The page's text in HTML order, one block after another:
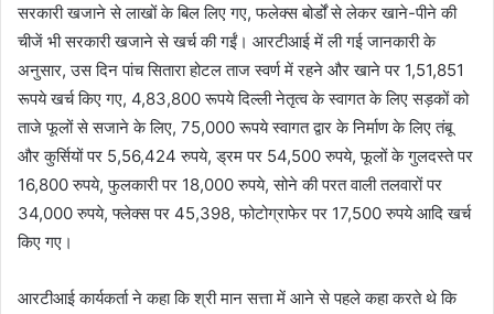
सरकारी खजाने से लाखों के बिल लिए गए, फलेक्स बोर्डों से लेकर खाने-पीने की
चीजें भी सरकारी खजाने से खर्च की गईं। आरटीआई में ली गई जानकारी के
अनुसार, उस दिन पांच सितारा होटल ताज स्वर्ण में रहने और खाने पर 1,51,851
रूपये खर्च किए गए, 4,83,800 रूपये दिल्ली नेतृत्व के स्वागत के लिए सड़कों को
ताजे फूलों से सजाने के लिए, 75,000 रूपये स्वागत द्वार के निर्माण के लिए तंबू
और कुर्सियों पर 5,56,424 रुपये, ड्रम पर 54,500 रुपये, फूलों के गुलदस्ते पर
16,800 रुपये, फुलकारी पर 18,000 रुपये, सोने की परत वाली तलवारों पर
34,000 रुपये, फ्लेक्स पर 45,398, फोटोग्राफेर पर 17,500 रुपये आदि खर्च
किए गए।
आरटीआई कार्यकर्ता ने कहा कि श्री मान सत्ता में आने से पहले कहा करते थे कि